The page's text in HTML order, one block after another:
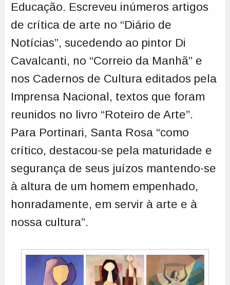
Educação. Escreveu inúmeros artigos
de crítica de arte no “Diário de
Notícias”, sucedendo ao pintor Di
Cavalcanti, no “Correio da Manhã” e
nos Cadernos de Cultura editados pela
Imprensa Nacional, textos que foram
reunidos no livro “Roteiro de Arte”.
Para Portinari, Santa Rosa “como
crítico, destacou-se pela maturidade e
segurança de seus juízos mantendo-se
à altura de um homem empenhado,
honradamente, em servir à arte e à
nossa cultura”.